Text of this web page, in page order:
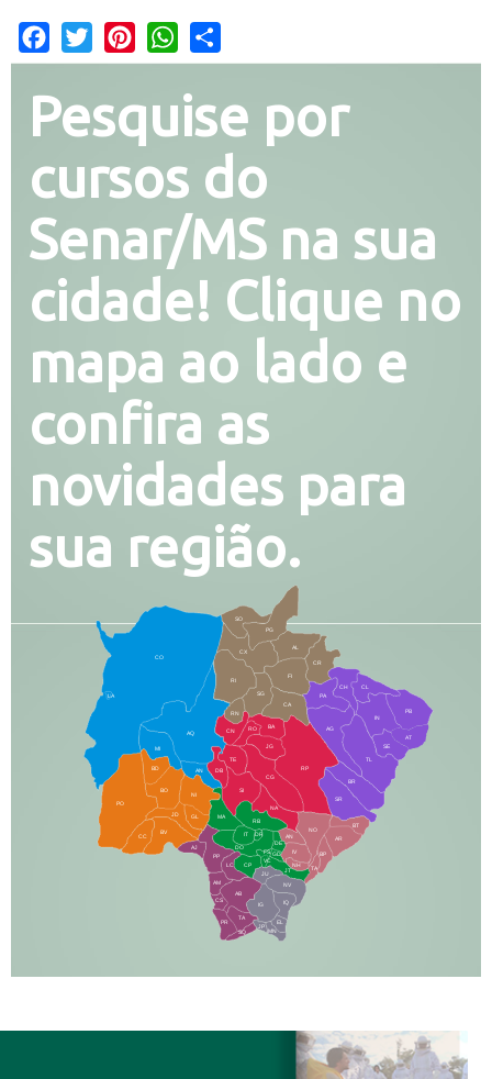
Facebook
Twitter PinterestWhatsApp
Pesquise por
cursos do
Senar/MS na sua
cidade! Clique no
mapa ao lado e
confira as
novidades para
sua região.
CO
AQ
MI
AN
CX
RI
AL
CR
FI
SG
BA
CA
PA
CH CL
PB
SE
TL
AG
BR
SR
BT
AR
RP
RO
JG
CG
SI
NA
TA
NH
JT
RB
MA
IT
DR
DO
CP
JU
NV
IQ
EL
BD
BO
NI
JD
PO
BV
CC
PP
AJ
LC
AM
AB
JP
DB
TE
CS
PR
TA
SQ
IG
MN
IN
NO
BP
RN
CN
GL
AN
IV
FS
VC
GD
DE
AT
PG
SO
LA